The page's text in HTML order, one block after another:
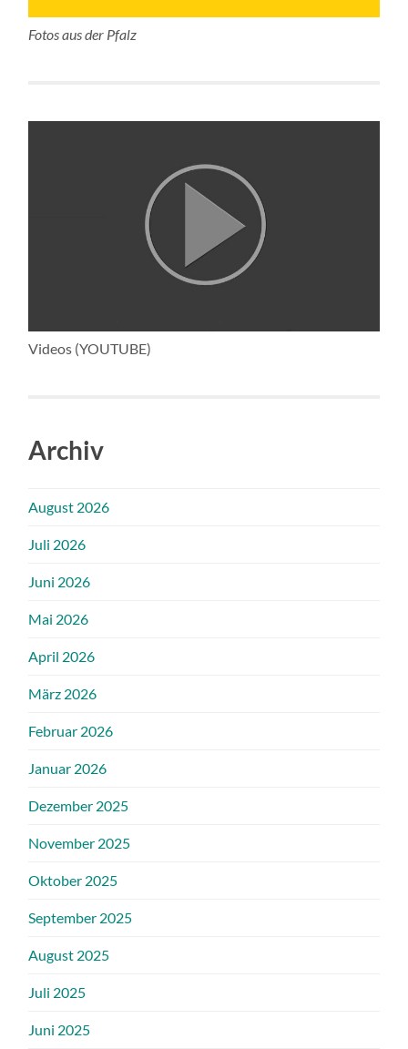
Fotos aus der Pfalz
Videos (YOUTUBE)
Archiv
August 2026
Juli 2026
Juni 2026
Mai 2026
April 2026
März 2026
Februar 2026
Januar 2026
Dezember 2025
November 2025
Oktober 2025
September 2025
August 2025
Juli 2025
Juni 2025